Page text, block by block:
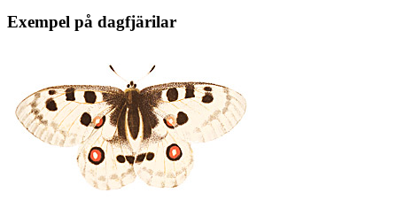
Exempel på dagfjärilar